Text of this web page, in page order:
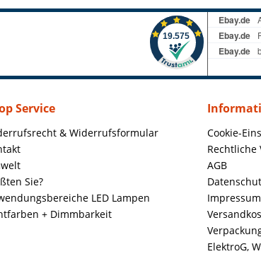
Service
& Widerrufsformular
Sie?
LED Lampen
+ Dimmbarkeit
Cookie-
AGB
Impressum
ElektroG,